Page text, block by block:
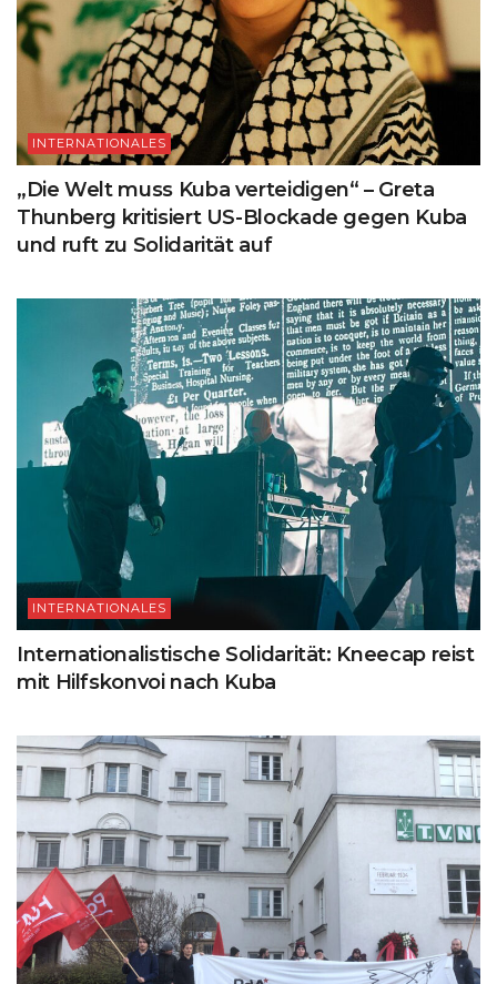
INTERNATIONALES
„Die Welt muss Kuba verteidigen“ – Greta
Thunberg kritisiert US-Blockade gegen Kuba
und ruft zu Solidarität auf
INTERNATIONALES
Internationalistische Solidarität: Kneecap reist
mit Hilfskonvoi nach Kuba